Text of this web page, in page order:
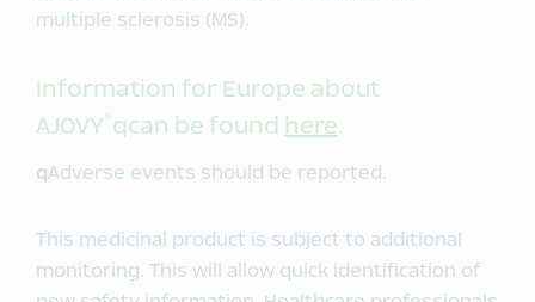
multiple sclerosis (MS).
Information for Europe about
AJOVY®qcan be found here.
qAdverse events should be reported.
This medicinal product is subject to additional
monitoring. This will allow quick identification of